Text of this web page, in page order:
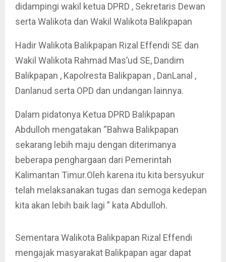
didampingi wakil ketua DPRD , Sekretaris Dewan
serta Walikota dan Wakil Walikota Balikpapan
Hadir Walikota Balikpapan Rizal Effendi SE dan
Wakil Walikota Rahmad Mas’ud SE, Dandim
Balikpapan , Kapolresta Balikpapan , DanLanal ,
Danlanud serta OPD dan undangan lainnya.
Dalam pidatonya Ketua DPRD Balikpapan
Abdulloh mengatakan “Bahwa Balikpapan
sekarang lebih maju dengan diterimanya
beberapa penghargaan dari Pemerintah
Kalimantan Timur.Oleh karena itu kita bersyukur
telah melaksanakan tugas dan semoga kedepan
kita akan lebih baik lagi ” kata Abdulloh.
Sementara Walikota Balikpapan Rizal Effendi
mengajak masyarakat Balikpapan agar dapat